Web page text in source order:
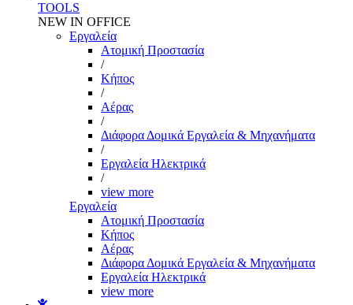
TOOLS
NEW IN OFFICE
Εργαλεία
Aτομική Προστασία
/
Kήπος
/
Αέρας
/
Διάφορα Δομικά Εργαλεία & Μηχανήματα
/
Εργαλεία Ηλεκτρικά
/
view more
Εργαλεία
Aτομική Προστασία
Kήπος
Αέρας
Διάφορα Δομικά Εργαλεία & Μηχανήματα
Εργαλεία Ηλεκτρικά
view more